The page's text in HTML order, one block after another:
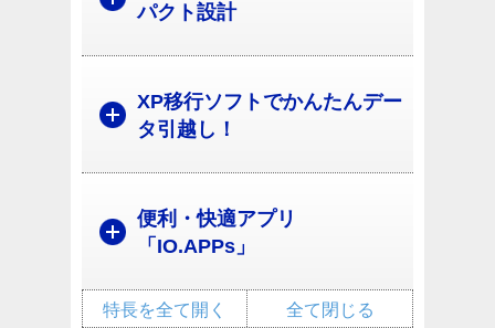
パクト設計
XP移行ソフトでかんたんデー
タ引越し！
便利・快適アプリ
「IO.APPs」
全て閉じる
特長を全て開く